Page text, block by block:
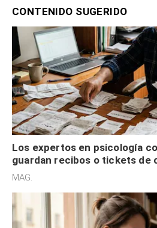
CONTENIDO SUGERIDO
Los expertos en psicología
guardan recibos o tickets de
son acumuladores, sino que
MAG.